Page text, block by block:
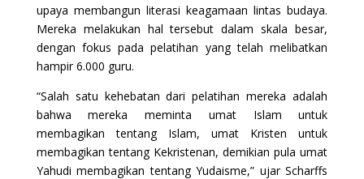
upaya membangun literasi keagamaan lintas budaya.
Mereka melakukan hal tersebut dalam skala besar,
dengan fokus pada pelatihan yang telah melibatkan
hampir 6.000 guru.
“Salah satu kehebatan dari pelatihan mereka adalah
bahwa mereka meminta umat Islam untuk
membagikan tentang Islam, umat Kristen untuk
membagikan tentang Kekristenan, demikian pula umat
Yahudi membagikan tentang Yudaisme,” ujar Scharffs